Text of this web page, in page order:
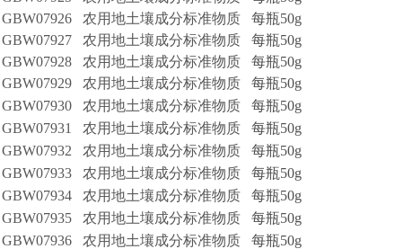
GBW07926 农用地土壤成分标准物质 每瓶50g
GBW07927 农用地土壤成分标准物质 每瓶50g
GBW07928 农用地土壤成分标准物质 每瓶50g
GBW07929 农用地土壤成分标准物质 每瓶50g
GBW07930 农用地土壤成分标准物质 每瓶50g
GBW07931 农用地土壤成分标准物质 每瓶50g
GBW07932 农用地土壤成分标准物质 每瓶50g
GBW07933 农用地土壤成分标准物质 每瓶50g
GBW07934 农用地土壤成分标准物质 每瓶50g
GBW07935 农用地土壤成分标准物质 每瓶50g
GBW07936 农用地土壤成分标准物质 每瓶50g